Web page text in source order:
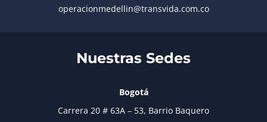
operacionmedellin@transvida.com.co
Nuestras Sedes
Bogotá
Carrera 20 # 63A – 53, Barrio Baquero